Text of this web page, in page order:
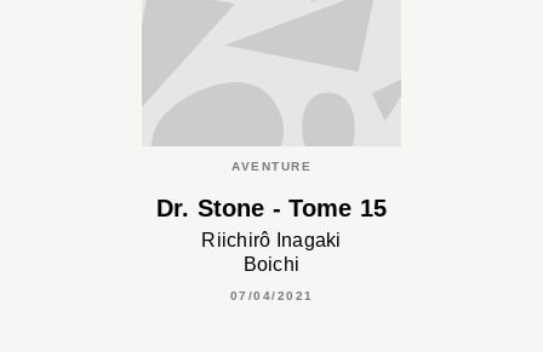
AVENTURE
Dr. Stone - Tome 15
Riichirô Inagaki
Boichi
07/04/2021